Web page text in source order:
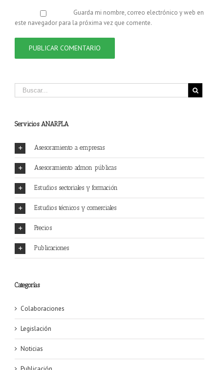
Guarda mi nombre, correo electrónico y web en
este navegador para la próxima vez que comente.
Servicios ANARPLA
Asesoramiento a empresas
Asesoramiento admon públicas
Estudios sectoriales y formación
Estudios técnicos y comerciales
Precios
Publicaciones
Categorías
Colaboraciones
Legislación
Noticias